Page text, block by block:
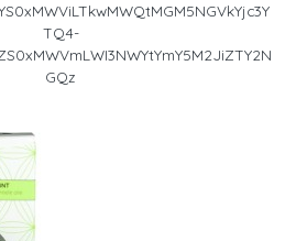
TQ4-
GQz